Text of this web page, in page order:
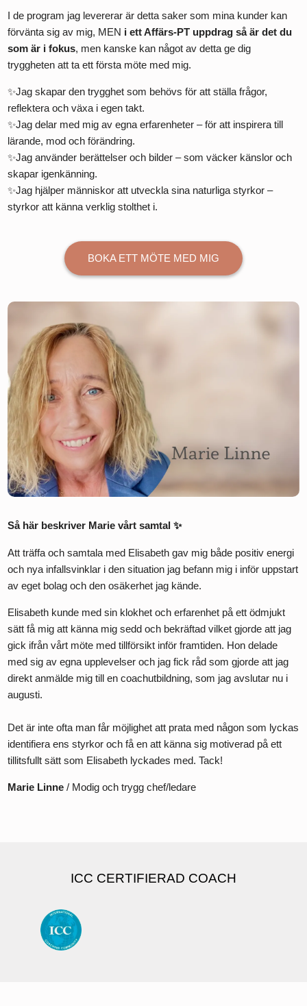
I de program jag levererar är detta saker som mina kunder kan
förvänta sig av mig, MEN i ett Affärs-PT uppdrag så är det du
som är i fokus, men kanske kan något av detta ge dig
tryggheten att ta ett första möte med mig.
✨Jag skapar den trygghet som behövs för att ställa frågor,
reflektera och växa i egen takt.
✨Jag delar med mig av egna erfarenheter – för att inspirera till
lärande, mod och förändring.
✨Jag använder berättelser och bilder – som väcker känslor och
skapar igenkänning.
✨Jag hjälper människor att utveckla sina naturliga styrkor –
styrkor att känna verklig stolthet i.
BOKA ETT MÖTE MED MIG
Så här beskriver Marie vårt samtal ✨
Att träffa och samtala med Elisabeth gav mig både positiv energi
och nya infallsvinklar i den situation jag befann mig i inför uppstart
av eget bolag och den osäkerhet jag kände.
Elisabeth kunde med sin klokhet och erfarenhet på ett ödmjukt
sätt få mig att känna mig sedd och bekräftad vilket gjorde att jag
gick ifrån vårt möte med tillförsikt inför framtiden. Hon delade
med sig av egna upplevelser och jag fick råd som gjorde att jag
direkt anmälde mig till en coachutbildning, som jag avslutar nu i
augusti.
Det är inte ofta man får möjlighet att prata med någon som lyckas
identifiera ens styrkor och få en att känna sig motiverad på ett
tillitsfullt sätt som Elisabeth lyckades med. Tack!
Marie Linne / Modig och trygg chef/ledare
ICC CERTIFIERAD COACH